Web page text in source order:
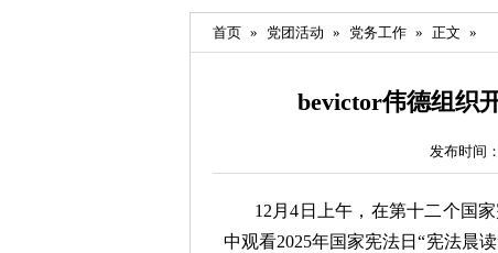
首页 » 党团活动 » 党务工作 » 正文 »
bevictor伟德组织
发布时间
12月4日上午，在第十二个国
中观看2025年国家宪法日“宪法晨